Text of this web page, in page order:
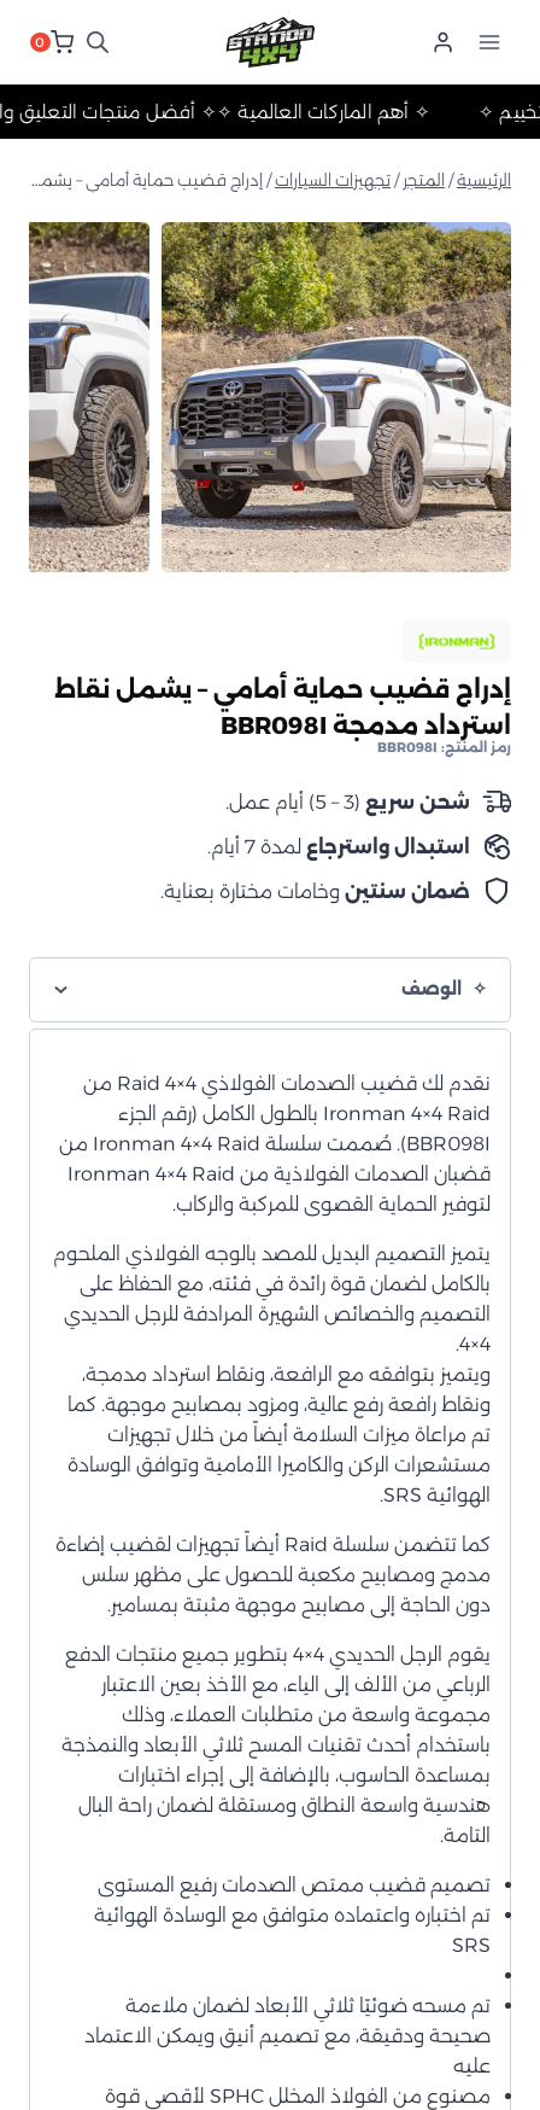
0
✧ أفضل منتجات ✧ أهم الماركات العالمية ✧ والتخييم ✧
الرئيسية/ المتجر / تجهيزات السيارات/ إدراج قضيب حماية أمامي – يشمل نقاط استرداد مدمجة BBR098I
إدراج قضيب حماية أمامي – يشمل نقاط
استرداد مدمجة BBR098I
رمز المنتج: BBR098I
شحن سريع (3 – 5) أيام عمل.
استبدال واسترجاع لمدة 7 أيام.
ضمان سنتين وخامات مختارة بعناية.
الوصف
نقدم لك قضيب الصدمات الفولاذي 4×4 Raid من
Ironman 4×4 Raid بالطول الكامل (رقم الجزء
BBR098I). صُممت سلسلة Ironman 4×4 Raid من
قضبان الصدمات الفولاذية من Ironman 4×4 Raid
لتوفير الحماية القصوى للمركبة والركاب.
يتميز التصميم البديل للمصد بالوجه الفولاذي الملحوم
بالكامل لضمان قوة رائدة في فئته، مع الحفاظ على
التصميم والخصائص الشهيرة المرادفة للرجل الحديدي
4×4.
ويتميز بتوافقه مع الرافعة، ونقاط استرداد مدمجة،
ونقاط رافعة رفع عالية، ومزود بمصابيح موجهة. كما
تم مراعاة ميزات السلامة أيضاً من خلال تجهيزات
مستشعرات الركن والكاميرا الأمامية وتوافق الوسادة
الهوائية SRS.
كما تتضمن سلسلة Raid أيضاً تجهيزات لقضيب إضاءة
مدمج ومصابيح مكعبة للحصول على مظهر سلس
دون الحاجة إلى مصابيح موجهة مثبتة بمسامير.
يقوم الرجل الحديدي 4×4 بتطوير جميع منتجات الدفع
الرباعي من الألف إلى الياء، مع الأخذ بعين الاعتبار
مجموعة واسعة من متطلبات العملاء، وذلك
باستخدام أحدث تقنيات المسح ثلاثي الأبعاد والنمذجة
بمساعدة الحاسوب، بالإضافة إلى إجراء اختبارات
هندسية واسعة النطاق ومستقلة لضمان راحة البال
التامة.
تصميم قضيب ممتص الصدمات رفيع المستوى
تم اختباره واعتماده متوافق مع الوسادة الهوائية
SRS
تم مسحه ضوئيًا ثلاثي الأبعاد لضمان ملاءمة
صحيحة ودقيقة، مع تصميم أنيق ويمكن الاعتماد
عليه
مصنوع من الفولاذ المخلل SPHC لأقصى قوة